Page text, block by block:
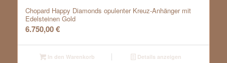
Chopard Happy Diamonds opulenter Kreuz-Anhänger mit
Edelsteinen Gold
6.750,00€
In den Warenkorb Details anzeigen